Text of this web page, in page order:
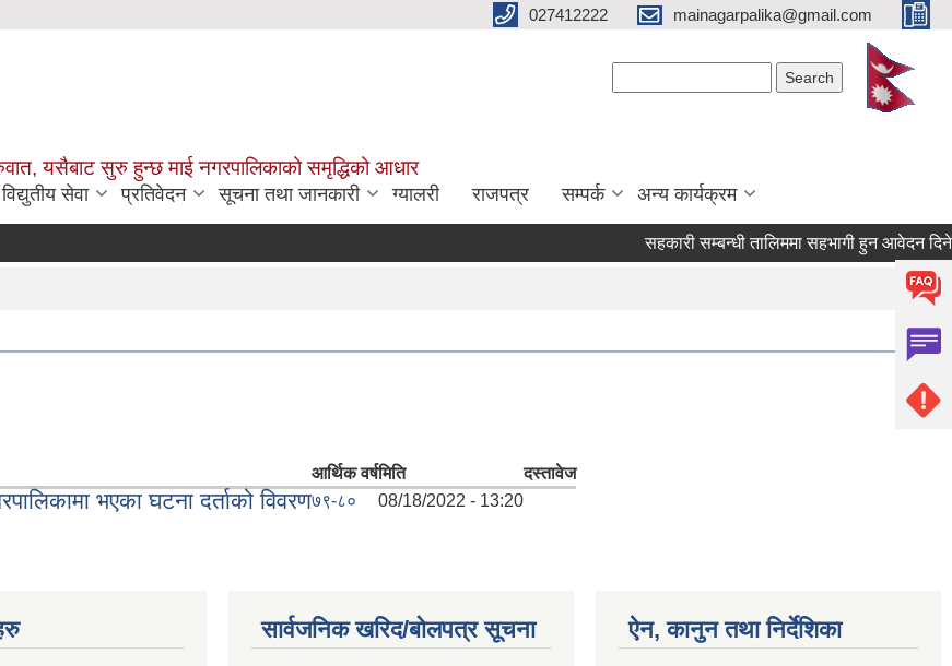
027412222 mainagarpalika@gmail.com
यसैबाट सुरु हुन्छ माई नगरपालिकाको समृद्धिको आधार
विद्युतीय सेवा प्रतिवेदन सूचना तथा जानकारी ग्यालरी राजपत्र सम्पर्क अन्य कार्यक्रम
सहकारी सम्बन्धी तालिममा सहभागी हुन आवेदन दिने
आर्थिक वर्षमिति दस्तावेज
भएका घटना दर्ताको विवरण७९-८० 08/18/2022 - 13:20
सार्वजनिक खरिद/बोलपत्र सूचना ऐन, कानुन तथा निर्देशिका